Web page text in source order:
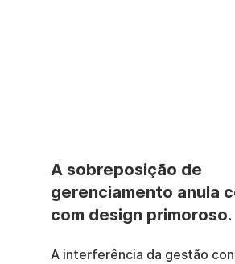
A sobreposição de
gerenciamento anula
com design primoroso.
A interferência da gestão